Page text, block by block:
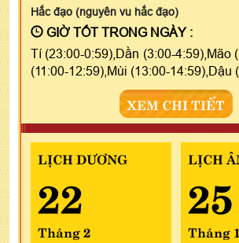
Hắc đạo (nguyên vu hắc đạo)
GIỜ TỐT TRONG NGÀY :
Tí (23:00-0:59),Dần (3:00-4:59),Mão
(11:00-12:59),Mùi (13:00-14:59),Dậu
XEM CHI TIẾT
LỊCH DƯƠNG
22
Tháng 2
LỊCH
25
Tháng 1